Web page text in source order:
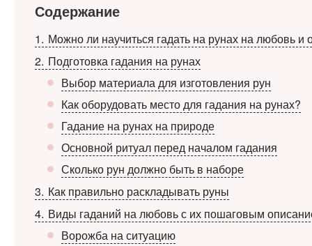
Содержание
1
Можно ли научиться гадать на рунах на любовь и
2 Подготовка гадания на рунах
Выбор материала для изготовления рун
Как оборудовать место для гадания на рунах?
Гадание на рунах на природе
Основной ритуал перед началом гадания
Сколько рун должно быть в наборе
3 Как правильно раскладывать руны
4 Виды гаданий на любовь с их пошаговым
Ворожба на ситуацию